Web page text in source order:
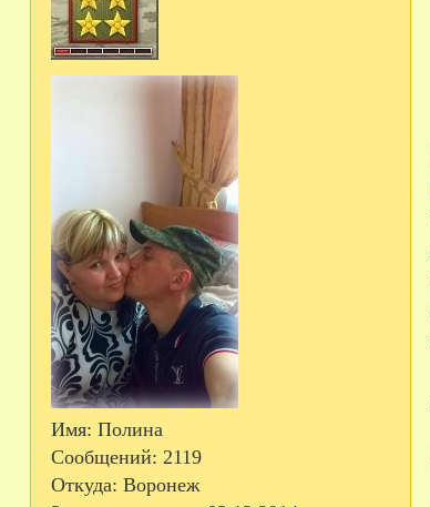
Имя: Полина
Сообщений: 2119
Откуда: Воронеж